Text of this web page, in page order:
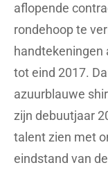
aflopende
rondehoop te
handtekeningen
tot eind 2017.
azuurblauwe
zijn debuutjaar
talent zien met
eindstand van